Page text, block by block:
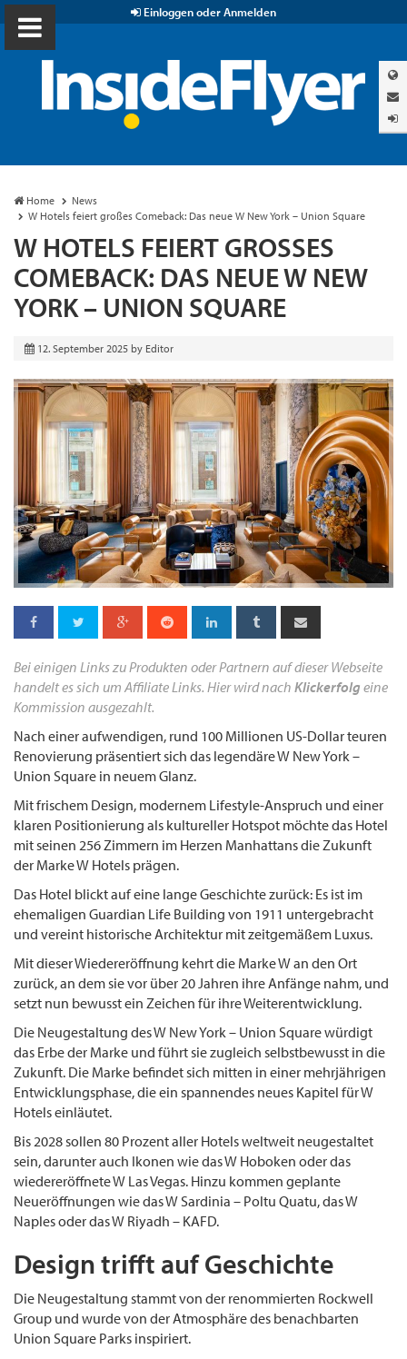
Einloggen oder Anmelden
Home
News
W Hotels feiert großes Comeback: Das neue W New York – Union Square
W HOTELS FEIERT GROSSES C
OMEBACK: DAS NEUE W NEW Y
ORK – UNION SQUARE
12. September 2025 by Editor
Bei einigen Links zu Produkten oder Partnern auf dieser Webseite
handelt es sich um Affiliate Links. Hier wird nach Klickerfolg eine
Kommission ausgezahlt.
Nach einer aufwendigen, rund 100 Millionen US-Dollar teuren
Renovierung präsentiert sich das legendäre W New York –
Union Square in neuem Glanz.
Mit frischem Design, modernem Lifestyle-Anspruch und einer
klaren Positionierung als kultureller Hotspot möchte das Hotel
mit seinen 256 Zimmern im Herzen Manhattans die Zukunft
der Marke W Hotels prägen.
Das Hotel blickt auf eine lange Geschichte zurück: Es ist im
ehemaligen Guardian Life Building von 1911 untergebracht
und vereint historische Architektur mit zeitgemäßem Luxus.
Mit dieser Wiedereröffnung kehrt die Marke W an den Ort
zurück, an dem sie vor über 20 Jahren ihre Anfänge nahm, und
setzt nun bewusst ein Zeichen für ihre Weiterentwicklung.
Die Neugestaltung des W New York – Union Square würdigt
das Erbe der Marke und führt sie zugleich selbstbewusst in die
Zukunft. Die Marke befindet sich mitten in einer mehrjährigen
Entwicklungsphase, die ein spannendes neues Kapitel für W
Hotels einläutet.
Bis 2028 sollen 80 Prozent aller Hotels weltweit neugestaltet
sein, darunter auch Ikonen wie das W Hoboken oder das
wiedereröffnete W Las Vegas. Hinzu kommen geplante
Neueröffnungen wie das W Sardinia – Poltu Quatu, das W
Naples oder das W Riyadh – KAFD.
Design trifft auf Geschichte
Die Neugestaltung stammt von der renommierten Rockwell
Group und wurde von der Atmosphäre des benachbarten
Union Square Parks inspiriert.